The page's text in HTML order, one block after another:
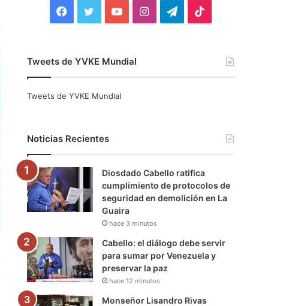
F
c
o
k
i
r
Y
u
e
I
r
a
m
T
a
m
Tweets de YVKE Mundial
Tweets de YVKE Mundial
Noticias Recientes
Diosdado Cabello ratifica
cumplimiento de protocolos de
seguridad en demolición en La
Guaira
hace 3 minutos
Cabello: el diálogo debe servir
para sumar por Venezuela y
preservar la paz
hace 12 minutos
Monseñor Lisandro Rivas